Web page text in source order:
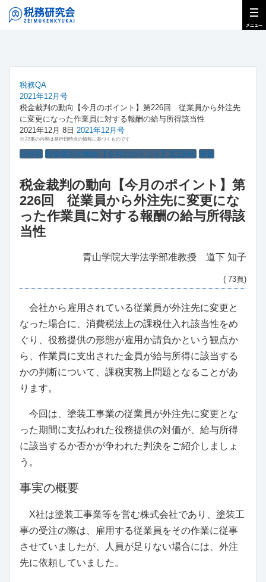
税務QA
2021年12月号
税金裁判の動向【今月のポイント】第226回 従業員から外注先
に変更になった作業員に対する報酬の給与所得該当性
2021年12月 8日 2021年12月号
※ 記事の内容は発行日時点の情報に基づくものです
所得税 税金裁判の動向【今月のポイント】第226回 連載
税金裁判の動向【今月のポイント】第
226回 従業員から外注先に変更にな
った作業員に対する報酬の給与所得該
当性
青山学院大学法学部准教授 道下 知子
( 73頁)
会社から雇用されている従業員が外注先に変更と
なった場合に、消費税法上の課税仕入れ該当性をめ
ぐり、役務提供の形態が雇用か請負かという観点か
ら、作業員に支出された金員が給与所得に該当する
かの判断について、課税実務上問題となることがあ
ります。
今回は、塗装工事業の従業員が外注先に変更とな
った期間に支払われた役務提供の対価が、給与所得
に該当するか否かが争われた判決をご紹介しましょ
う。
事実の概要
X社は塗装工事業等を営む株式会社であり、塗装工
事の受注の際は、雇用する従業員をその作業に従事
させていましたが、人員が足りない場合には、外注
先に依頼していました。